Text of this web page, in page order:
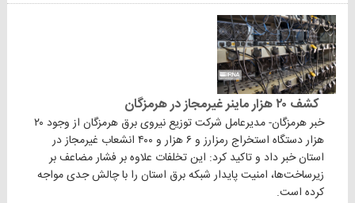
کشف ۲۰ هزار ماینر غیرمجاز در هرمزگان
خبر هرمزگان- مدیرعامل شرکت توزیع نیروی برق هرمزگان از وجود ۲۰
هزار دستگاه استخراج رمزارز و ۶ هزار و ۴۰۰ انشعاب غیرمجاز در
استان خبر داد و تاکید کرد: این تخلفات علاوه بر فشار مضاعف بر
زیرساخت‌ها، امنیت پایدار شبکه برق استان را با چالش جدی مواجه
کرده است.